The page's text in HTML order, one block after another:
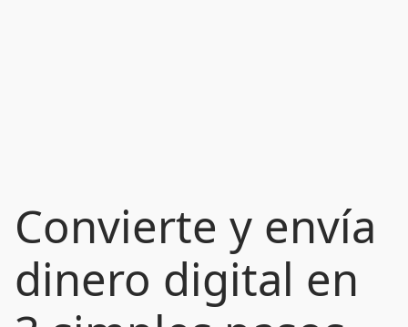
Convierte y envía
dinero digital en